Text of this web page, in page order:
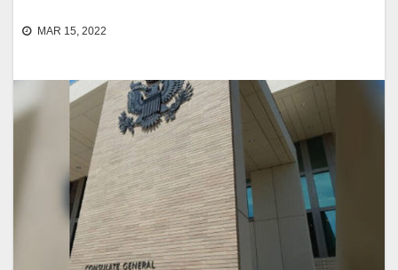
MAR 15, 2022